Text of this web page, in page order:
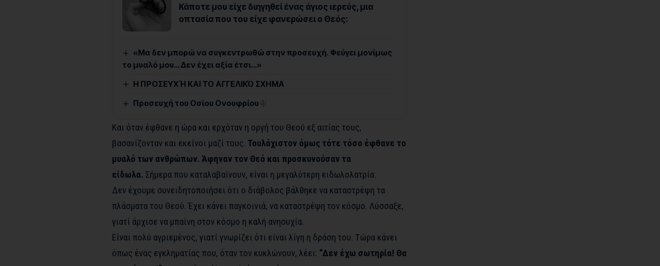
Κάποτε μου είχε διηγηθεί ένας άγιος ιερεύς, μια
οπτασία που του είχε φανερώσει ο Θεός:
«Μα δεν μπορώ να συγκεντρωθώ στην προσευχή. Φεύγει μονίμως
το μυαλό μου… Δεν έχει αξία έτσι…»
Η ΠΡΟΣΕΥΧΉ ΚΑΙ ΤΟ ΑΓΓΕΛΙΚΌ ΣΧΗΜΑ
Προσευχή του Οσίου Ονουφρίου
Και όταν έφθανε η ώρα και ερχόταν η οργή του Θεού εξ αιτίας τους,
βασανίζονταν και εκείνοι μαζί τους. Τουλάχιστον όμως τότε τόσο έφθανε το
μυαλό των ανθρώπων. Άφηναν τον Θεό και προσκυνούσαν τα
είδωλα. Σήμερα που καταλαβαίνουν, είναι η μεγαλύτερη ειδωλολατρία.
Δεν έχουμε συνειδητοποιήσει ότι ο διάβολος βάλθηκε να καταστρέψη τα
πλάσματα του Θεού. Έχει κάνει παγκοινιά, να καταστρέψη τον κόσμο. Λύσσαξε,
γιατί άρχισε να μπαίνη στον κόσμο η καλή ανησυχία.
Είναι πολύ αγριεμένος, γιατί γνωρίζει ότι είναι λίγη η δράση του. Τώρα κάνει
όπως ένας εγκληματίας που, όταν τον κυκλώνουν, λέει: “Δεν έχω σωτηρία! Θα